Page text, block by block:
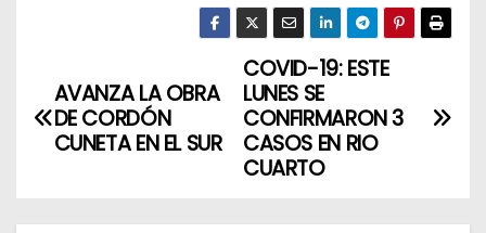
a
e
COVID-19: ESTE
LUNES SE
CONFIRMARON 3
CASOS EN RIO
CUARTO
AVANZA LA OBRA
DE CORDÓN
CUNETA EN EL SUR